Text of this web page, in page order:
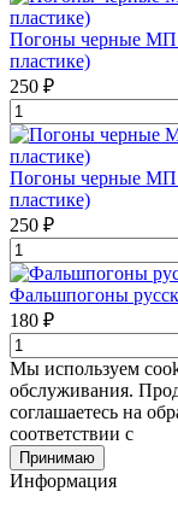
Погоны черные МП
пластике)
250 ₽
Погоны черные МП
пластике)
250 ₽
Фальшпогоны
180 ₽
Мы используем
обслуживания.
соглашаетесь на
соответствии с
Принимаю
Информация